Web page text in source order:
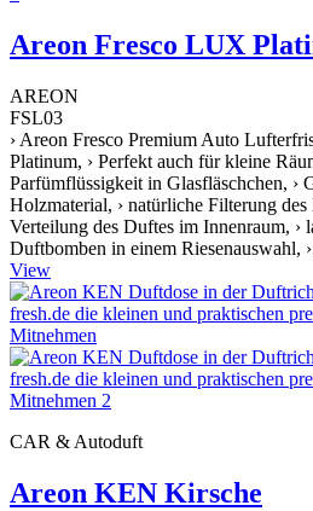
Areon Fresco LUX
AREON
FSL03
› Areon Fresco Premium Auto
Platinum, › Perfekt auch für kleine
Parfümflüssigkeit in Glasfläschchen, ›
Holzmaterial, › natürliche Filterung
Verteilung des Duftes im Innenraum, ›
Duftbomben in einem Riesenauswahl,
View
CAR & Autoduft
Areon KEN Kirsche